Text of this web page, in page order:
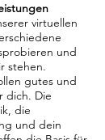
virtuellen
und
stehen.
gutes und
dich. Die
die
und dein